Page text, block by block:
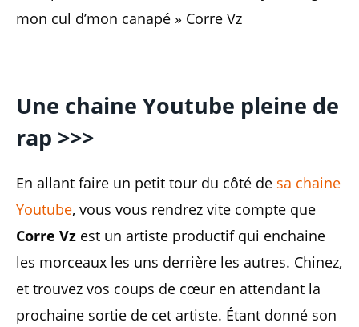
mon cul d’mon canapé » Corre Vz
Une chaine Youtube pleine de
rap >>>
En allant faire un petit tour du côté de sa chaine
Youtube, vous vous rendrez vite compte que
Corre Vz est un artiste productif qui enchaine
les morceaux les uns derrière les autres. Chinez,
et trouvez vos coups de cœur en attendant la
prochaine sortie de cet artiste. Étant donné son